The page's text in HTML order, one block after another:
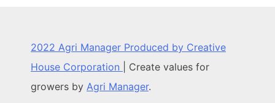
2022 Agri Manager Produced by Creative
House Corporation
Create values for
growers by Agri Manager.